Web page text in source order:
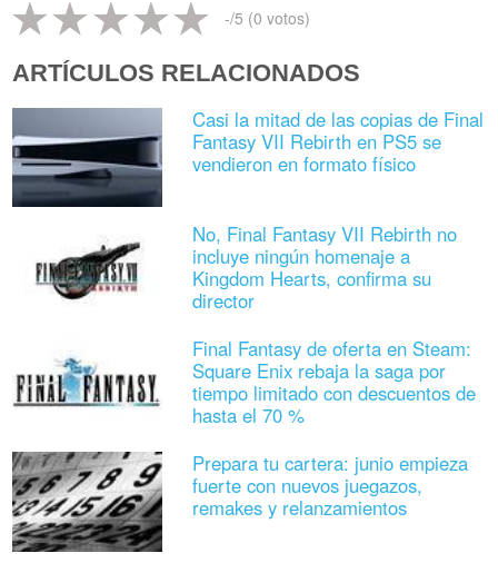
-/5 (0 votos)
ARTÍCULOS RELACIONADOS
Casi la mitad de las copias de Final
Fantasy VII Rebirth en PS5 se
vendieron en formato físico
No, Final Fantasy VII Rebirth no
incluye ningún homenaje a
Kingdom Hearts, confirma su
director
Final Fantasy de oferta en Steam:
Square Enix rebaja la saga por
tiempo limitado con descuentos de
hasta el 70 %
Prepara tu cartera: junio empieza
fuerte con nuevos juegazos,
remakes y relanzamientos